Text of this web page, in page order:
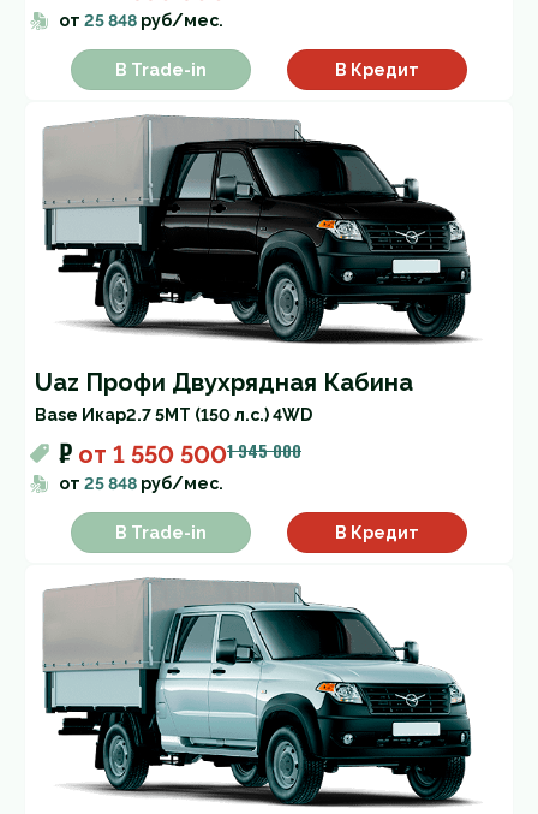
от 25 848 руб/мес.
В Trade-in В Кредит
Uaz Профи Двухрядная Кабина
Base Икар2.7 5MT (150 л.с.) 4WD
₽ от 1 550 5001 945 000
от 25 848 руб/мес.
В Trade-in В Кредит